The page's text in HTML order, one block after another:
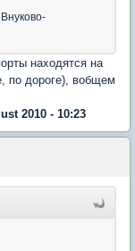
находятся на
по дороге), вобщем
2010 - 10:23